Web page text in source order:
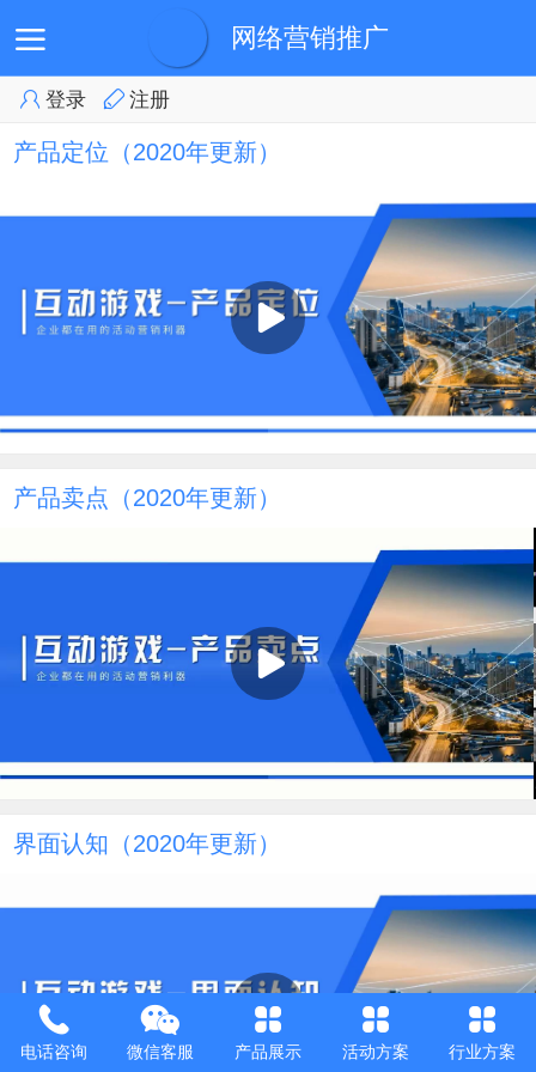
网络营销推广
首页 会员登录
登录 注册
产品定位（2020年更新）
产品卖点（2020年更新）
界面认知（2020年更新）
电话咨询 微信客服 产品展示 活动方案 行业方案